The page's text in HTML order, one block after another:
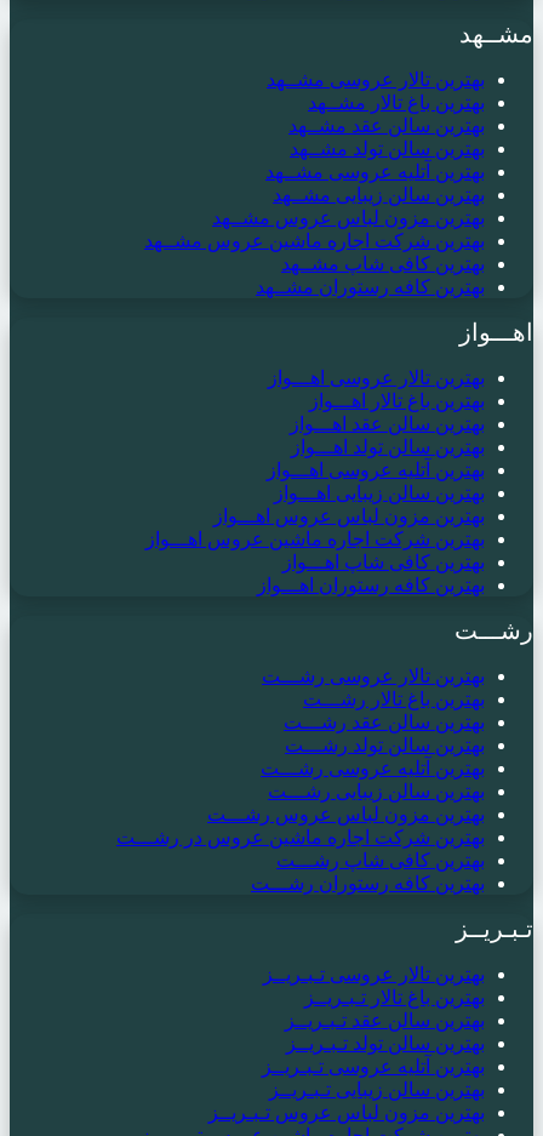
مشــهد
بهترین تالار عروسی مشــهد
بهترین باغ تالار مشــهد
بهترین سالن عقد مشــهد
بهترین سالن تولد مشــهد
بهترین آتلیه عروسی مشــهد
بهترین سالن زیبایی مشــهد
بهترین مزون لباس عروس مشــهد
بهترین شرکت اجاره ماشین عروس مشــهد
بهترین کافی شاپ مشــهد
بهترین کافه رستوران مشــهد
اهـــواز
بهترین تالار عروسی اهـــواز
بهترین باغ تالار اهـــواز
بهترین سالن عقد اهـــواز
بهترین سالن تولد اهـــواز
بهترین آتلیه عروسی اهـــواز
بهترین سالن زیبایی اهـــواز
بهترین مزون لباس عروس اهـــواز
بهترین شرکت اجاره ماشین عروس اهـــواز
بهترین کافی شاپ اهـــواز
بهترین کافه رستوران اهـــواز
رشـــت
بهترین تالار عروسی رشـــت
بهترین باغ تالار رشـــت
بهترین سالن عقد رشـــت
بهترین سالن تولد رشـــت
بهترین آتلیه عروسی رشـــت
بهترین سالن زیبایی رشـــت
بهترین مزون لباس عروس رشـــت
بهترین شرکت اجاره ماشین عروس در رشـــت
بهترین کافی شاپ رشـــت
بهترین کافه رستوران رشـــت
تـبـریــز
بهترین تالار عروسی تـبـریــز
بهترین باغ تالار تـبـریــز
بهترین سالن عقد تـبـریــز
بهترین سالن تولد تـبـریــز
بهترین آتلیه عروسی تـبـریــز
بهترین سالن زیبایی تـبـریــز
بهترین مزون لباس عروس تـبـریــز